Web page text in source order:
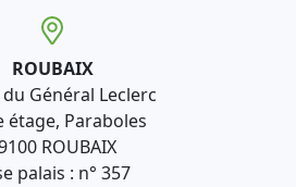
ROUBAIX
du Général Leclerc
étage, Paraboles
ROUBAIX
palais : n° 357